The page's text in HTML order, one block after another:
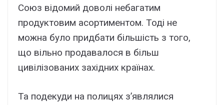
Союз відомий доволі небагатим
продуктовим асортиментом. Тоді не
можна було придбати більшість з того,
що вільно продавалося в більш
цивілізованих західних країнах.
Та подекуди на полицях з’являлися